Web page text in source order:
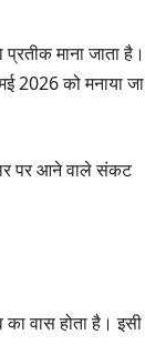
माना जाता है।
2026 को मनाया जा
पर आने वाले संकट
का वास होता है। इसी